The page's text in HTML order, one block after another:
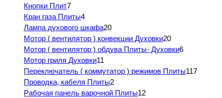
Кнопки Плит7
Кран газа Плиты4
Лампа духового шкафа20
Мотор ( вентилятор ) конвекции Духовки20
Мотор ( вентилятор ) обдува Плиты- Духовки6
Мотор гриля Духовки11
Переключатель ( коммутатор ) режимов Плиты117
Проводка, кабеля Плиты2
Рабочая панель варочной Плиты12